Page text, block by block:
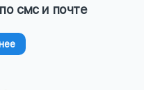
смс и почте